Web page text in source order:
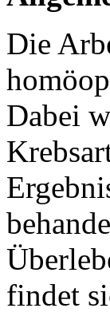
Die
Dabei
findet